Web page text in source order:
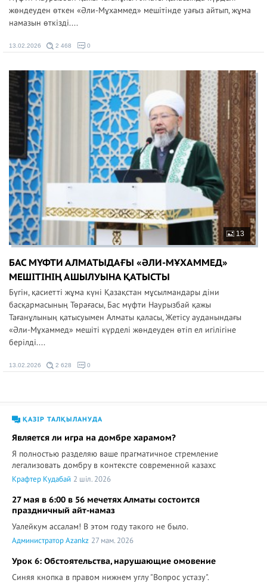
жөндеуден өткен «Әли-Мұхаммед» мешітінде уағыз айтып, жұма
намазын өткізді....
13.02.2026 2 468 0
13
БАС МҮФТИ АЛМАТЫДАҒЫ «ӘЛИ-МҰХАММЕД»
МЕШІТІНІҢ АШЫЛУЫНА ҚАТЫСТЫ
Бүгін, қасиетті жұма күні Қазақстан мұсылмандары діни
басқармасының Төрағасы, Бас мүфти Наурызбай қажы
Тағанұлының қатысуымен Алматы қаласы, Жетісу ауданындағы
«Әли-Мұхаммед» мешіті күрделі жөндеуден өтіп ел игілігіне
берілді....
13.02.2026 2 628 0
ҚАЗІР ТАЛҚЫЛАНУДА
Является ли игра на домбре харамом?
Я полностью разделяю ваше прагматичное стремление
легализовать домбру в контексте современной казахс
Крафтер Кудабай 2 шіл. 2026
27 мая в 6:00 в 56 мечетях Алматы состоится
праздничный айт-намаз
Уалейкум ассалам! В этом году такого не было.
Администратор Azankz 27 мам. 2026
Урок 6: Обстоятельства, нарушающие омовение
Синяя кнопка в правом нижнем углу "Вопрос устазу".